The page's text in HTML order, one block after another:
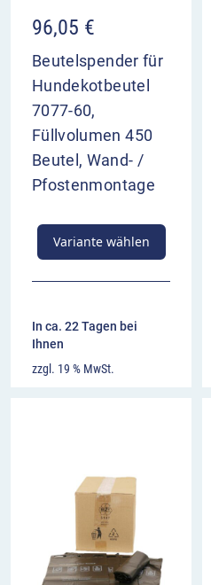
96,05 €
Beutelspender für
Hundekotbeutel
7077-60,
Füllvolumen 450
Beutel, Wand- /
Pfostenmontage
Variante wählen
In ca. 22 Tagen bei
Ihnen
zzgl. 19 % MwSt.